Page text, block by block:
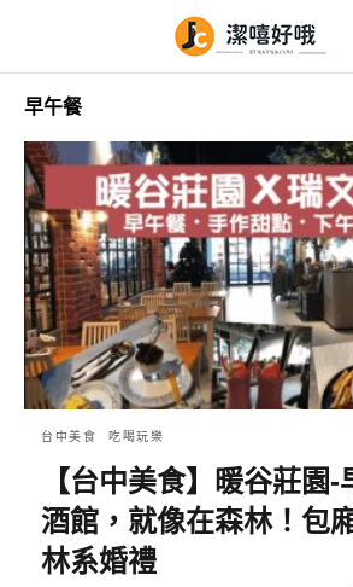
早午餐
台中美食 吃喝玩樂
【台中美食】暖谷莊園
酒館，就像在森林！包
林系婚禮